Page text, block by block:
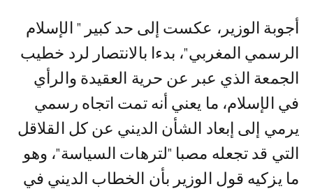
أجوبة الوزير، عكست إلى حد كبير " الإسلام
الرسمي المغربي"، بدءا بالانتصار لرد خطيب
الجمعة الذي عبر عن حرية العقيدة والرأي
في الإسلام، ما يعني أنه تمت اتجاه رسمي
يرمي إلى إبعاد الشأن الديني عن كل القلاقل
التي قد تجعله مصبا "لترهات السياسة"، وهو
ما يزكيه قول الوزير بأن الخطاب الديني في